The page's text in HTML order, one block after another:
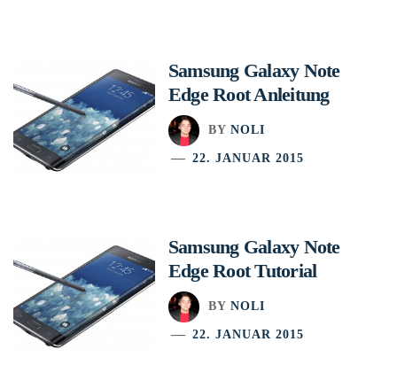
Samsung Galaxy Note
Edge Root Anleitung
BY NOLI
22. JANUAR 2015
Samsung Galaxy Note
Edge Root Tutorial
BY NOLI
22. JANUAR 2015